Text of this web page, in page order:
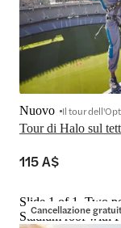
Tour di Halo sul
Nuovo Il tour
115 A$
Cancellazione
Slide 1 of 1, Two
Stadium roof with